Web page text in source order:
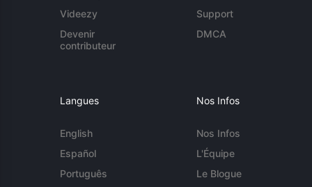
Videezy
Devenir
contributeur
Support
DMCA
Langues
English
Español
Português
Nos Infos
Nos Infos
L'Équipe
Le Blogue